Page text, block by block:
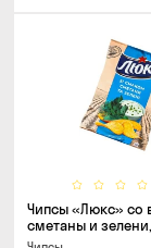
Чипсы «Люкс» со
сметаны и